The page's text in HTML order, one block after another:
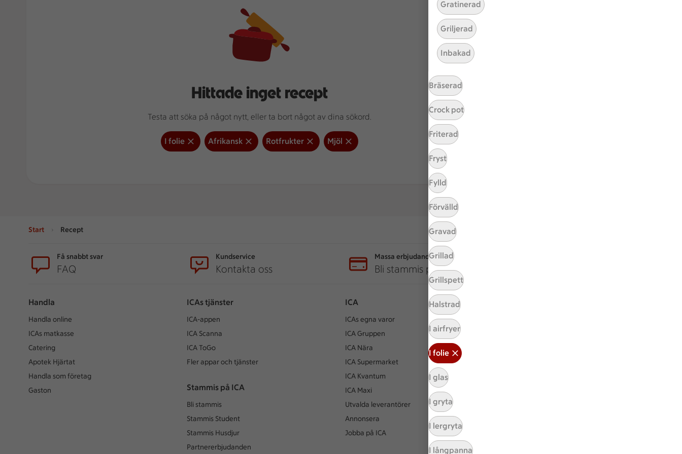
Gratinerad
Griljerad
Inbakad
Bräserad
Crock pot
Friterad
Fryst
Fylld
Förvälld
Gravad
Grillad
Grillspett
Halstrad
I airfryer
I folie
I glas
I gryta
I lergryta
I långpanna
Hittade inget recept
Testa att söka på något nytt, eller ta bort något av dina sökord.
I folie Afrikansk Rotfrukter Mjöl
Start Recept
Få snabbt svar
FAQ
Kundservice
Kontakta oss
Massa erbjudanden
Bli stammis på ICA
Handla
Handla online
ICAs matkasse
Catering
Apotek Hjärtat
Handla som företag
Gaston
ICAs tjänster
ICA-appen
ICA Scanna
ICA ToGo
Fler appar och tjänster
Stammis på ICA
Bli stammis
Stammis Student
Stammis Husdjur
Partnererbjudanden
ICA
ICAs egna varor
ICA Gruppen
ICA Nära
ICA Supermarket
ICA Kvantum
ICA Maxi
Utvalda leverantörer
Annonsera
Jobba på ICA